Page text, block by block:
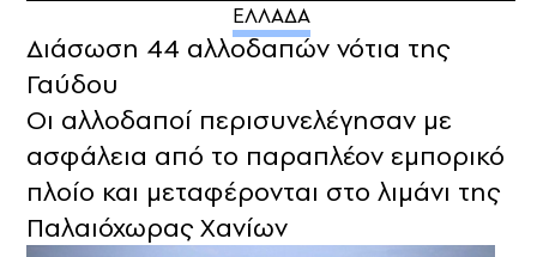
ΕΛΛΑΔΑ
Διάσωση 44 αλλοδαπών νότια της
Γαύδου
Οι αλλοδαποί περισυνελέγησαν με
ασφάλεια από το παραπλέον εμπορικό
πλοίο και μεταφέρονται στο λιμάνι της
Παλαιόχωρας Χανίων